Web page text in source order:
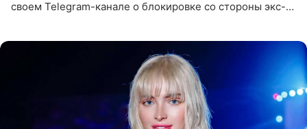
своем Telegram-канале о блокировке со стороны экс-